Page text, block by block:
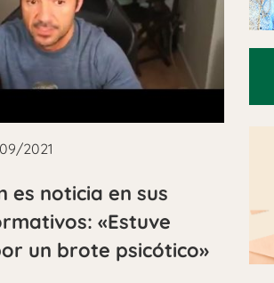
2021
es noticia en sus
«Estuve
un brote psicótico»